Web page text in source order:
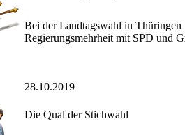
Bei der Landtagswahl in
Regierungsmehrheit mit SPD und
28.10.2019
Die Qual der Stichwahl